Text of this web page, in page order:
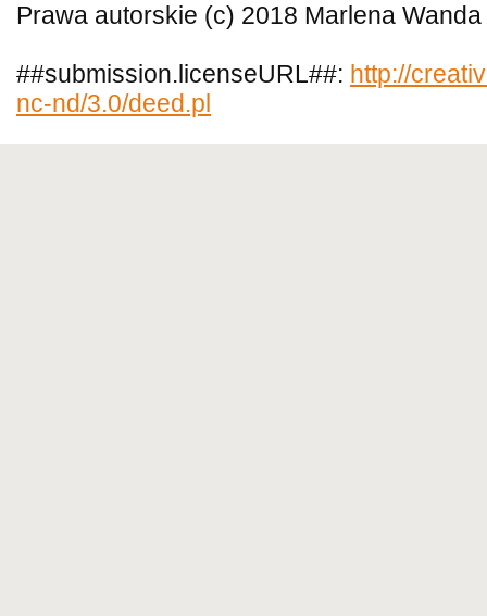
Prawa autorskie (c) 2018 Marlena
##submission.licenseURL##: http://
nc-nd/3.0/deed.pl